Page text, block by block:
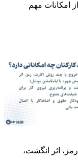
امکانات مهم
اثر انگشت،